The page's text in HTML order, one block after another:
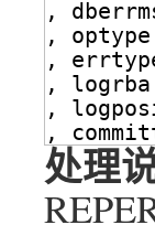
,
, optype
, errtype
, logrba
,
,
处理